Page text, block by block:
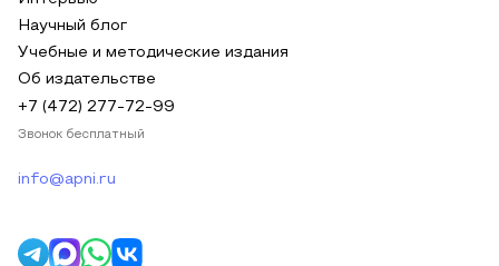
Научный блог
Учебные и методические издания
Об издательстве
+7 (472) 277-72-99
Звонок бесплатный
info@apni.ru